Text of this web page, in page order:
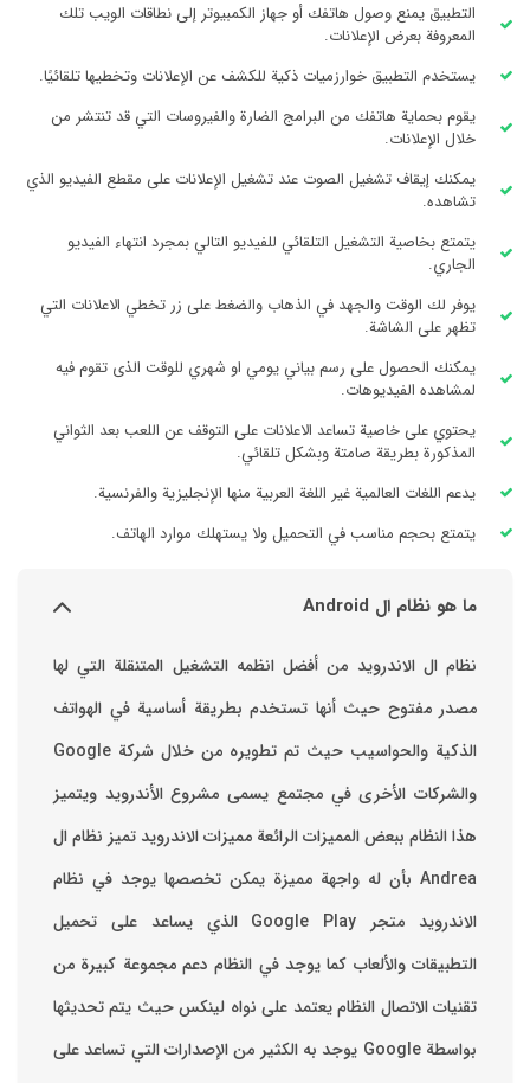
التطبيق يمنع وصول هاتفك أو جهاز الكمبيوتر إلى نطاقات الويب تلك
المعروفة بعرض الإعلانات.
يستخدم التطبيق خوارزميات ذكية للكشف عن الإعلانات وتخطيها تلقائيًا.
يقوم بحماية هاتفك من البرامج الضارة والفيروسات التي قد تنتشر من
خلال الإعلانات.
يمكنك إيقاف تشغيل الصوت عند تشغيل الإعلانات على مقطع الفيديو الذي
تشاهده.
يتمتع بخاصية التشغيل التلقائي للفيديو التالي بمجرد انتهاء الفيديو
الجاري.
يوفر لك الوقت والجهد في الذهاب والضغط على زر تخطي الاعلانات التي
تظهر على الشاشة.
يمكنك الحصول على رسم بياني يومي او شهري للوقت الذى تقوم فيه
لمشاهده الفيديوهات.
يحتوي على خاصية تساعد الاعلانات على التوقف عن اللعب بعد الثواني
المذكورة بطريقة صامتة وبشكل تلقائي.
يدعم اللغات العالمية غير اللغة العربية منها الإنجليزية والفرنسية.
يتمتع بحجم مناسب في التحميل ولا يستهلك موارد الهاتف.
ما هو نظام ال Android
نظام ال الاندرويد من أفضل انظمه التشغيل المتنقلة التي لها
مصدر مفتوح حيث أنها تستخدم بطريقة أساسية في الهواتف
والشركات الأخرى في مجتمع يسمى مشروع الأندرويد ويتميز
هذا النظام ببعض المميزات الرائعة ‏مميزات الاندرويد ‏تميز نظام ال
Andrea بأن له واجهة مميزة يمكن تخصصها ‏يوجد في نظام
الاندرويد متجر Google Play الذي يساعد على تحميل
التطبيقات والألعاب ‏كما يوجد في النظام دعم مجموعة كبيرة من
تقنيات الاتصال ‏النظام يعتمد على نواه لينكس حيث يتم تحديثها
بواسطة ‫Google‬ ‏يوجد به الكثير من الإصدارات التي تساعد على